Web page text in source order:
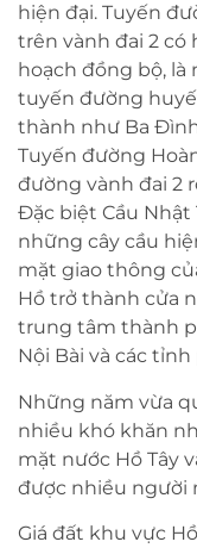
hiện đại. Tuyến
trên vành đai 2
hoạch đồng bộ,
tuyến đường
thành như Ba
Tuyến đường
đường vành đai 2
Đặc biệt Cầu Nhật
những cây cầu
mặt giao thông
Hồ trở thành cửa
trung tâm thành
Nội Bài và các tỉnh
Những năm vừa
nhiều khó khăn
mặt nước Hồ Tây
được nhiều người
Giá đất khu vực